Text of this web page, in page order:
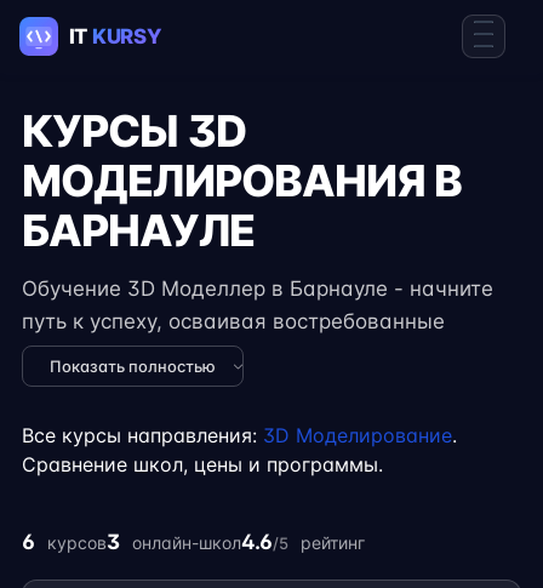
КУРСЫ 3D
МОДЕЛИРОВАНИЯ В
БАРНАУЛЕ
Обучение 3D Моделлер в Барнауле - начните
путь к успеху, осваивая востребованные
навыки в IT. Курсы подходят для новичков и
специалистов с опытом, включают
консультации экспертов. Гибкий формат
фрилансе.
Показать полностью
Все курсы направления: 3D Моделирование.
Сравнение школ, цены и программы.
6 курсов3 онлайн-школ4.6/5 рейтинг